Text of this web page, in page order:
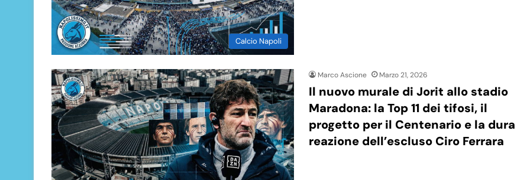
Calcio Napoli
Marco Ascione Marzo 21, 2026
Il nuovo murale di Jorit allo stadio
Maradona: la Top 11 dei tifosi, il
progetto per il Centenario e la dura
reazione dell’escluso Ciro Ferrara